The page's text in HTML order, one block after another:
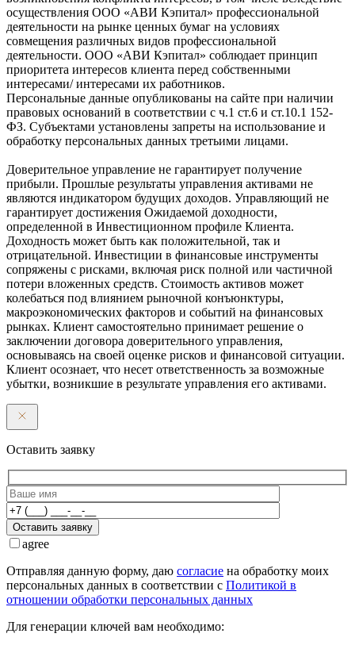
осуществления ООО «АВИ Кэпитал» профессиональной
деятельности на рынке ценных бумаг на условиях
совмещения различных видов профессиональной
деятельности. ООО «АВИ Кэпитал» соблюдает принцип
приоритета интересов клиента перед собственными
интересами/ интересами их работников.
Персональные данные опубликованы на сайте при наличии
правовых оснований в соответствии с ч.1 ст.6 и ст.10.1 152-
ФЗ. Субъектами установлены запреты на использование и
обработку персональных данных третьими лицами.
Доверительное управление не гарантирует получение
прибыли. Прошлые результаты управления активами не
являются индикатором будущих доходов. Управляющий не
гарантирует достижения Ожидаемой доходности,
определенной в Инвестиционном профиле Клиента.
Доходность может быть как положительной, так и
отрицательной. Инвестиции в финансовые инструменты
сопряжены с рисками, включая риск полной или частичной
потери вложенных средств. Стоимость активов может
колебаться под влиянием рыночной конъюнктуры,
макроэкономических факторов и событий на финансовых
рынках. Клиент самостоятельно принимает решение о
заключении договора доверительного управления,
основываясь на своей оценке рисков и финансовой ситуации.
Клиент осознает, что несет ответственность за возможные
убытки, возникшие в результате управления его активами.
Оставить заявку
Оставить заявку
agree
Отправляя данную форму, даю согласие на обработку моих
персональных данных в соответствии с Политикой в
отношении обработки персональных данных
Для генерации ключей вам необходимо: